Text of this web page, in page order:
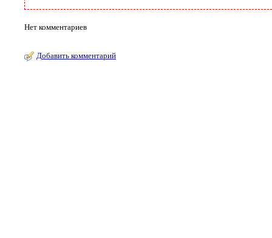
Нет комментариев
Добавить комментарий